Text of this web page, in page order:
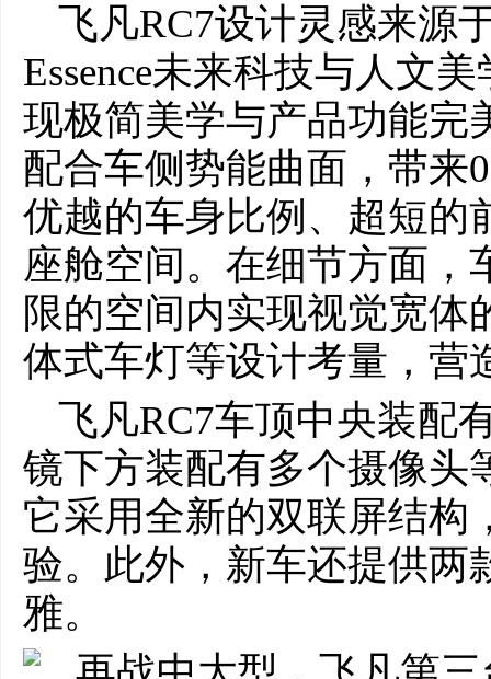
飞凡RC7设计灵感来源
Essence未来科技与人文
现极简美学与产品功能完
配合车侧势能曲面，带来
优越的车身比例、超短的
座舱空间。在细节方面，
限的空间内实现视觉宽体
体式车灯等设计考量，营
飞凡RC7车顶中央装配
镜下方装配有多个摄像头
它采用全新的双联屏结构
验。此外，新车还提供两
雅。